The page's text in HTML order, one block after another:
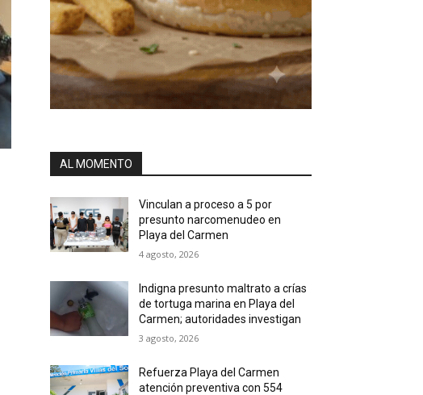
AL MOMENTO
Vinculan a proceso a 5 por
presunto narcomenudeo en
Playa del Carmen
4 agosto, 2026
Indigna presunto maltrato a crías
de tortuga marina en Playa del
Carmen; autoridades investigan
3 agosto, 2026
Refuerza Playa del Carmen
atención preventiva con 554